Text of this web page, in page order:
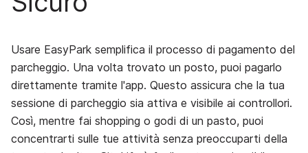
Usare EasyPark semplifica il processo di pagamento del
parcheggio. Una volta trovato un posto, puoi pagarlo
direttamente tramite l'app. Questo assicura che la tua
sessione di parcheggio sia attiva e visibile ai controllori.
Così, mentre fai shopping o godi di un pasto, puoi
concentrarti sulle tue attività senza preoccuparti della